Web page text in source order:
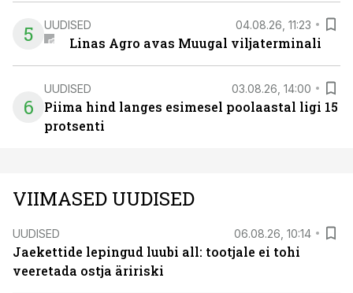
5 UUDISED 04.08.26, 11:23
Linas Agro avas Muugal viljaterminali
6
UUDISED 03.08.26, 14:00
Piima hind langes esimesel poolaastal ligi 15
protsenti
VIIMASED UUDISED
UUDISED 06.08.26, 10:14
Jaekettide lepingud luubi all: tootjale ei tohi
veeretada ostja äririski